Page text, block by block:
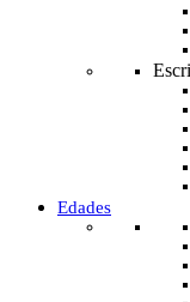
Edades